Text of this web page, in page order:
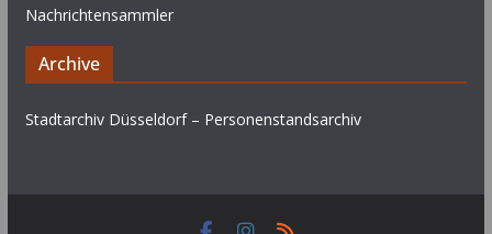
Nachrichtensammler
Archive
Stadtarchiv Düsseldorf – Personenstandsarchiv